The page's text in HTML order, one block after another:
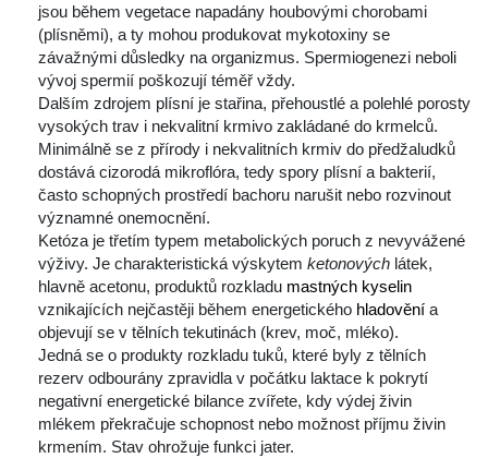
jsou během vegetace napadány houbovými chorobami
(plísněmi), a ty mohou produkovat mykotoxiny se
závažnými důsledky na organizmus. Spermiogenezi neboli
vývoj spermií poškozují téměř vždy.
Dalším zdrojem plísní je stařina, přehoustlé a polehlé porosty
vysokých trav i nekvalitní krmivo zakládané do krmelců.
Minimálně se z přírody i nekvalitních krmiv do předžaludků
dostává cizorodá mikroflóra, tedy spory plísní a bakterií,
často schopných prostředí bachoru narušit nebo rozvinout
významné onemocnění.
Ketóza je třetím typem metabolických poruch z nevyvážené
výživy. Je charakteristická výskytem ketonových látek,
hlavně acetonu, produktů rozkladu mastných kyselin
vznikajících nejčastěji během energetického hladovění a
objevují se v tělních tekutinách (krev, moč, mléko).
Jedná se o produkty rozkladu tuků, které byly z tělních
rezerv odbourány zpravidla v počátku laktace k pokrytí
negativní energetické bilance zvířete, kdy výdej živin
mlékem překračuje schopnost nebo možnost příjmu živin
krmením. Stav ohrožuje funkci jater.